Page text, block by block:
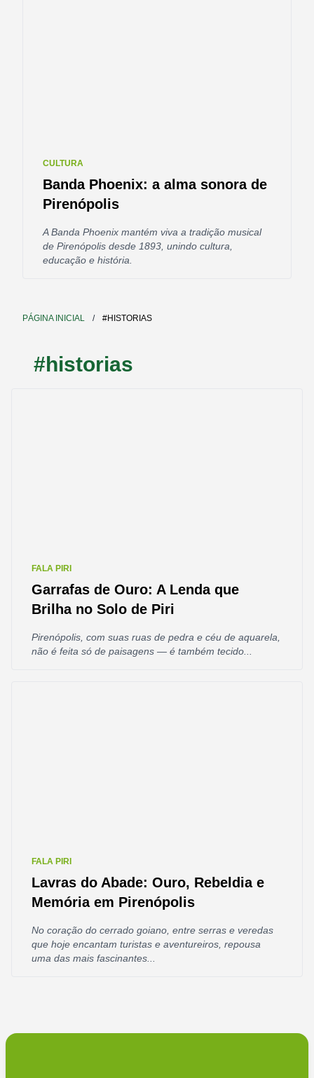
CULTURA
Banda Phoenix: a alma sonora de
Pirenópolis
A Banda Phoenix mantém viva a tradição musical
de Pirenópolis desde 1893, unindo cultura,
educação e história.
PÁGINA INICIAL / #HISTORIAS
#historias
FALA PIRI
Garrafas de Ouro: A Lenda que
Brilha no Solo de Piri
Pirenópolis, com suas ruas de pedra e céu de aquarela,
não é feita só de paisagens — é também tecido...
FALA PIRI
Lavras do Abade: Ouro, Rebeldia e
Memória em Pirenópolis
No coração do cerrado goiano, entre serras e veredas
que hoje encantam turistas e aventureiros, repousa
uma das mais fascinantes...